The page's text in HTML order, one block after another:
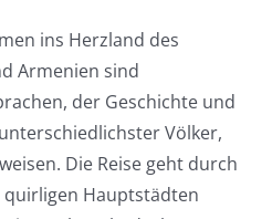
ins Herzland des
Armenien sind
der Geschichte und
Völker,
Die Reise geht durch
Hauptstädten